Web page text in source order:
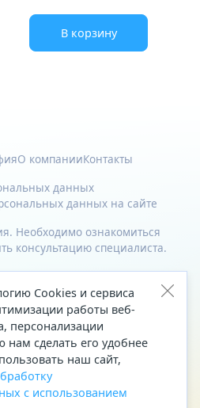
В корзину
О компанииКонтакты
данных
данных на сайте
Необходимо ознакомиться
консультацию специалиста.
д. 19 (вход в здание со стороны
Cookies и сервиса
работы веб-
персонализации
сделать его удобнее
наш сайт,
с использованием